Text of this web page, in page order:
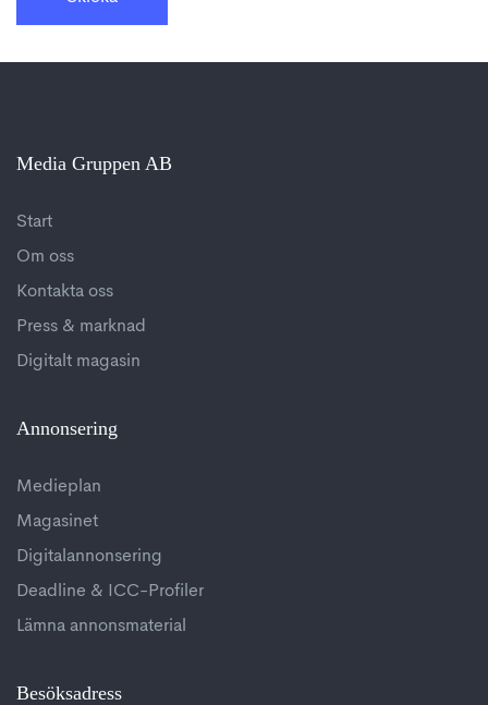
Media Gruppen AB
Start
Om oss
Kontakta oss
Press & marknad
Digitalt magasin
Annonsering
Medieplan
Magasinet
Digitalannonsering
Deadline & ICC-Profiler
Lämna annonsmaterial
Besöksadress